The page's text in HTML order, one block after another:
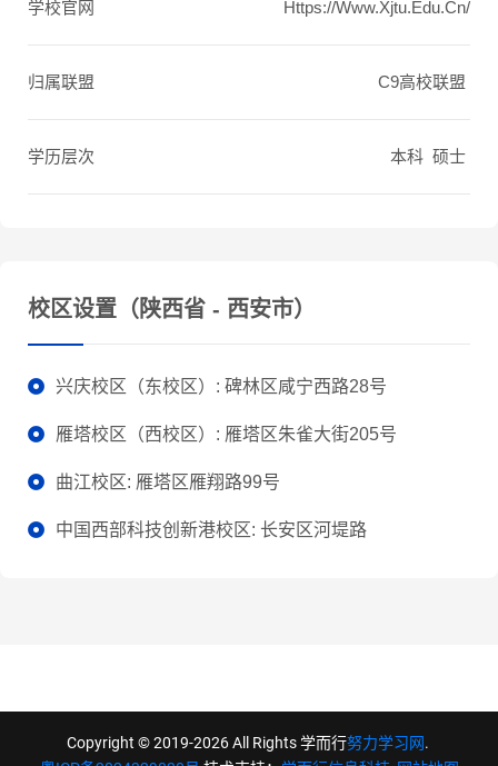
学校官网 Https://www.xjtu.edu.cn/
归属联盟 C9高校联盟
学历层次 本科 硕士
校区设置（陕西省 - 西安市）
兴庆校区（东校区）: 碑林区咸宁西路28号
雁塔校区（西校区）: 雁塔区朱雀大街205号
曲江校区: 雁塔区雁翔路99号
中国西部科技创新港校区: 长安区河堤路
Copyright © 2019-2026 All Rights 学而行努力学习网.